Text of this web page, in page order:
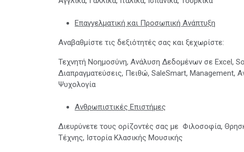
Επαγγελματική και Προσωπική Ανάπτυξη
Αναβαθμίστε τις δεξιότητές σας και ξεχωρίστε:
Τεχνητή Νοημοσύνη, Ανάλυση Δεδομένων σε Excel,
Διαπραγματεύσεις, Πειθώ, SaleSmart, Management,
Ψυχολογία
Ανθρωπιστικές Επιστήμες
Διευρύνετε τους ορίζοντές σας με Φιλοσοφία,
Τέχνης, Ιστορία Κλασικής Μουσικής